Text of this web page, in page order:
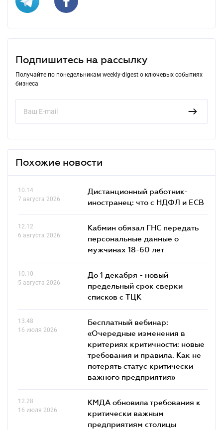
Подпишитесь на рассылку
Получайте по понедельникам weekly-digest о ключевых событиях
бизнеса
Похожие новости
10.14
7 августа 2026
Дистанционный работник-
иностранец: что с НДФЛ и ЕСВ
12.12
6 августа 2026
Кабмин обязал ГНС передать
персональные данные о
мужчинах 18-60 лет
10.10
5 августа 2026
До 1 декабря - новый
предельный срок сверки
списков c ТЦК
13.48
16 июля 2026
Бесплатный вебинар:
«Очередные изменения в
критериях критичности: новые
требования и правила. Как не
потерять статус критически
важного предприятия»
12.28
16 июля 2026
КМДА обновила требования к
критически важным
предприятиям столицы